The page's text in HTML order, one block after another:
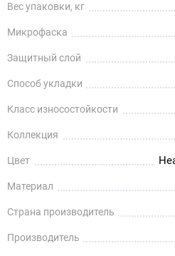
Вес упаковки, кг
Микрофаска
Защитный слой
Способ укладки
Класс износостойкости
Коллекция
Цвет
Материал
Страна производитель
Производитель